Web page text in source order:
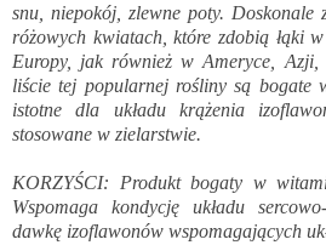
snu, niepokój, zlewne poty. Doskonale
różowych kwiatach, które zdobią łąki
Europy, jak również w Ameryce,
liście tej popularnej rośliny są bogate
istotne dla układu krążenia
stosowane w zielarstwie.
KORZYŚCI: Produkt bogaty w
Wspomaga kondycję układu
dawkę izoflawonów wspomagających